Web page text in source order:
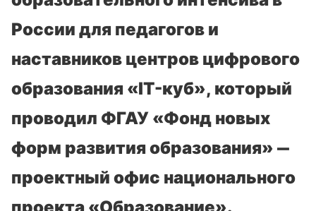
России для педагогов и
наставников центров цифрового
образования «IT-куб», который
проводил ФГАУ «Фонд новых
форм развития образования» ‒
проектный офис национального